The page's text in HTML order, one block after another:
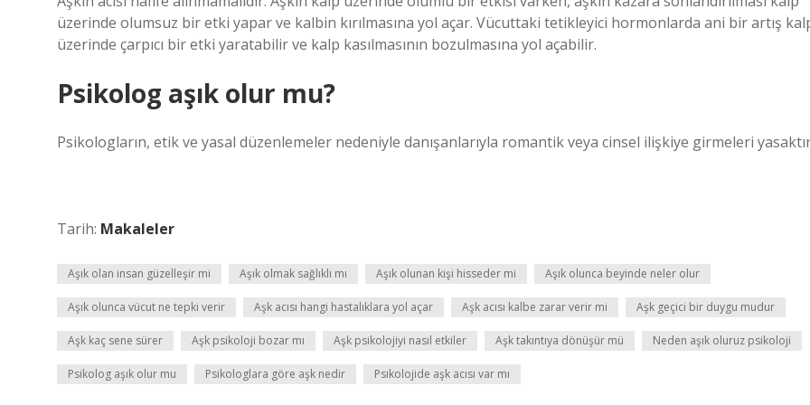
üzerinde olumsuz bir etki yapar ve kalbin kırılmasına yol açar. Vücuttaki tetikleyici hormonlarda ani bir artış
üzerinde çarpıcı bir etki yaratabilir ve kalp kasılmasının bozulmasına yol açabilir.
Psikolog aşık olur mu?
Psikologların, etik ve yasal düzenlemeler nedeniyle danışanlarıyla romantik veya cinsel ilişkiye girmeleri
Tarih: Makaleler
Aşık olan insan güzelleşir mi Aşık olmak sağlıklı mı Aşık olunan kişi hisseder mi Aşık olunca beyinde neler olur
Aşık olunca vücut ne tepki verir Aşk acısı hangi hastalıklara yol açar Aşk acısı kalbe zarar verir mi Aşk geçici bir duygu mudur
Aşk kaç sene sürer Aşk psikoloji bozar mı Aşk psikolojiyi nasıl etkiler Aşk takıntıya dönüşür mü Neden aşık oluruz psikoloji
Psikolog aşık olur mu Psikologlara göre aşk nedir Psikolojide aşk acısı var mı